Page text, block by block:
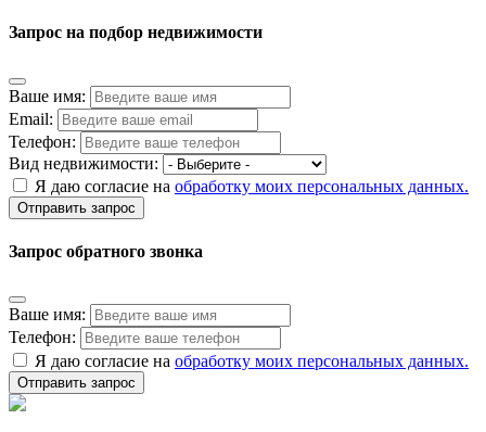
Запрос на подбор недвижимости
Ваше имя:
Email:
Телефон:
Вид недвижимости:
Я даю согласие на обработку моих персональных данных.
Отправить запрос
Запрос обратного звонка
Ваше имя:
Телефон:
Я даю согласие на обработку моих персональных данных.
Отправить запрос